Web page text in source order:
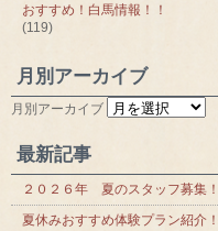
おすすめ！白馬情報！！
(119)
月別アーカイブ
月別アーカイブ
最新記事
２０２６年 夏のスタッフ募集！
夏休みおすすめ体験プラン紹介！